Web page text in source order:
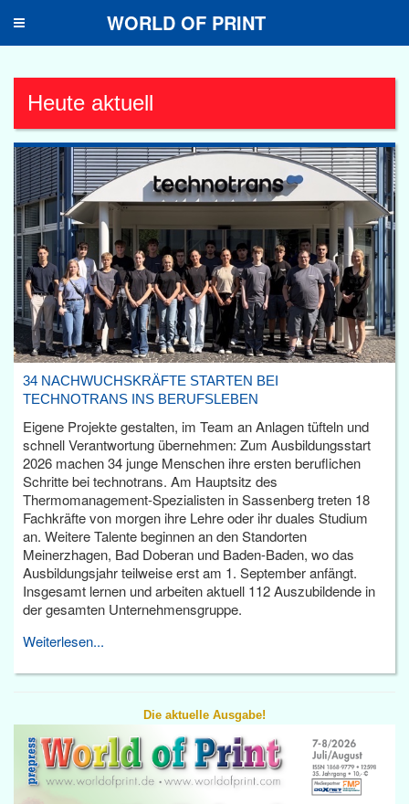
Toggle
WORLD OF PRINT
Heute aktuell
34 NACHWUCHSKRÄFTE STARTEN BEI
TECHNOTRANS INS BERUFSLEBEN
Eigene Projekte gestalten, im Team an Anlagen tüfteln und
schnell Verantwortung übernehmen: Zum Ausbildungsstart
2026 machen 34 junge Menschen ihre ersten beruflichen
Schritte bei technotrans. Am Hauptsitz des
Thermomanagement-Spezialisten in Sassenberg treten 18
Fachkräfte von morgen ihre Lehre oder ihr duales Studium
an. Weitere Talente beginnen an den Standorten
Meinerzhagen, Bad Doberan und Baden-Baden, wo das
Ausbildungsjahr teilweise erst am 1. September anfängt.
Insgesamt lernen und arbeiten aktuell 112 Auszubildende in
der gesamten Unternehmensgruppe.
Weiterlesen...
Die aktuelle Ausgabe!